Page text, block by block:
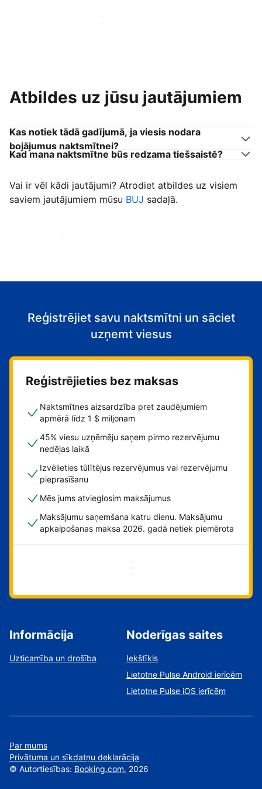
Pievienoties citiem viesu uzņēmējiem
Atbildes uz jūsu jautājumiem
Kas notiek tādā gadījumā, ja viesis nodara
bojājumus naktsmītnei?
Kad mana naktsmītne būs redzama tiešsaistē?
Vai ir vēl kādi jautājumi? Atrodiet atbildes uz visiem
saviem jautājumiem mūsu BUJ sadaļā.
Sākt uzņemt viesus
Reģistrējiet savu naktsmītni un sāciet
uzņemt viesus
Reģistrējieties bez maksas
Naktsmītnes aizsardzība pret zaudējumiem
apmērā līdz 1 $ miljonam
45% viesu uzņēmēju saņem pirmo rezervējumu
nedēļas laikā
Izvēlieties tūlītējus rezervējumus vai rezervējumu
pieprasīšanu
Mēs jums atvieglosim maksājumus
Maksājumu saņemšana katru dienu. Maksājumu
apkalpošanas maksa 2026. gadā netiek piemērota
Sāciet tūlīt!
Informācija
Uzticamība un drošība
Noderīgas saites
Iekštīkls
Lietotne Pulse Android ierīcēm
Lietotne Pulse iOS ierīcēm
Par mums
Privātuma un sīkdatņu deklarācija
© Autortiesības: Booking.com, 2026